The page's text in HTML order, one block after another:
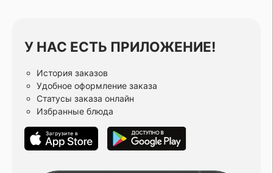
У НАС ЕСТЬ ПРИЛОЖЕНИЕ!
История заказов
Удобное оформление заказа
Статусы заказа онлайн
Избранные блюда